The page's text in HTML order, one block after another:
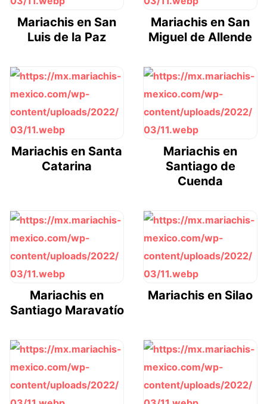
Mariachis en San
Luis de la Paz
Mariachis en San
Miguel de Allende
Mariachis en Santa
Catarina
Mariachis en
Santiago de
Cuenda
Mariachis en
Santiago Maravatío
Mariachis en Silao